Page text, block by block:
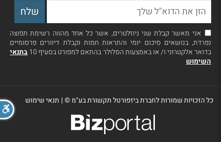
אני מאשר קבלת שני ניוזלטרים, אשר כל אחד מהווה רשימת תפוצה
נפרדת, בנושאים סיכום יומי והתראות חמות וקבלת דיוורים פרסומיים
בדואר אלקטרוני ו/ או באמצעות הסלולר בהתאם למפורט בסעיף 10
בתנאי
השימוש
כל הזכויות שמורות לחברת ביזפורטל תקשורת בע"מ ©| תנאי שימוש